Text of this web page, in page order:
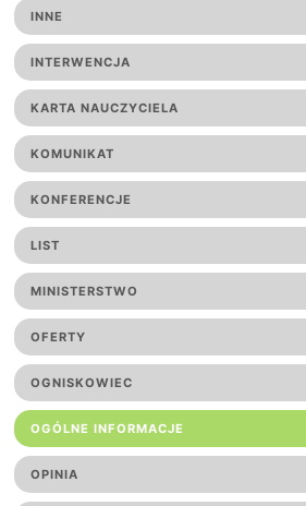
INNE
INTERWENCJA
KARTA NAUCZYCIELA
KOMUNIKAT
KONFERENCJE
LIST
MINISTERSTWO
OFERTY
OGNISKOWIEC
OGÓLNE INFORMACJE
OPINIA